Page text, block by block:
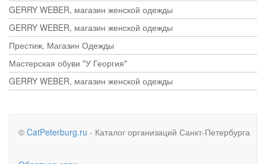
GERRY WEBER, магазин женской одежды
GERRY WEBER, магазин женской одежды
Престиж, Магазин Одежды
Мастерская обуви "У Георгия"
GERRY WEBER, магазин женской одежды
© CatPeterburg.ru - Каталог организаций Санкт-Петербурга